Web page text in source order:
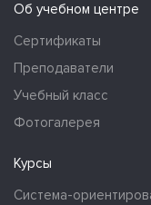
Об учебном центре
Сертификаты
Преподаватели
Учебный класс
Фотогалерея
Курсы
Система-